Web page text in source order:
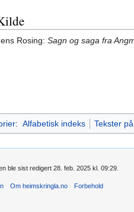
Rosing: Sagn og saga fra
: Alfabetisk indeks Tekster
ble sist redigert 28. feb. 2025 kl. 09:29.
Om heimskringla.no Forbehold